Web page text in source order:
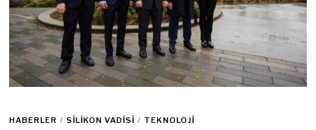
HABERLER / SILIKON VADISI / TEKNOLOJI